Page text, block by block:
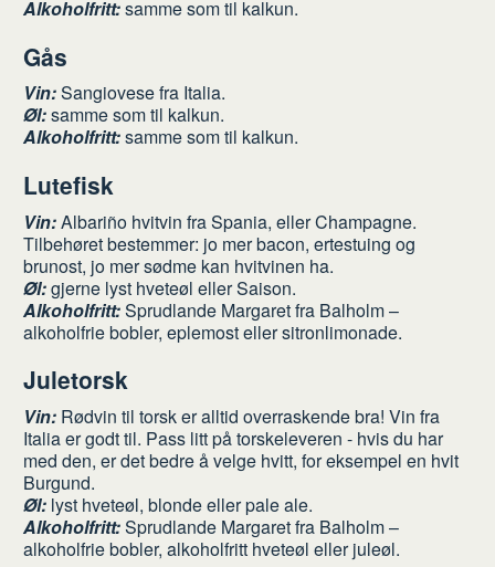
Alkoholfritt:samme som til kalkun.
Gås
Vin:Sangiovese fra Italia.
Øl:samme som til kalkun.
Alkoholfritt:samme som til kalkun.
Lutefisk
Vin:Albariño hvitvin fra Spania, eller Champagne.
Tilbehøret bestemmer: jo mer bacon, ertestuing og
brunost, jo mer sødme kan hvitvinen ha.
Øl:gjerne lyst hveteøl eller Saison.
Alkoholfritt:Sprudlande Margaret fra Balholm –
alkoholfrie bobler, eplemost eller sitronlimonade.
Juletorsk
Vin: Rødvin til torsk er alltid overraskende bra! Vin fra
Italia er godt til. Pass litt på torskeleveren - hvis du har
med den, er det bedre å velge hvitt, for eksempel en hvit
Burgund.
Øl:lyst hveteøl, blonde eller pale ale.
Alkoholfritt:Sprudlande Margaret fra Balholm –
alkoholfrie bobler, alkoholfritt hveteøl eller juleøl.